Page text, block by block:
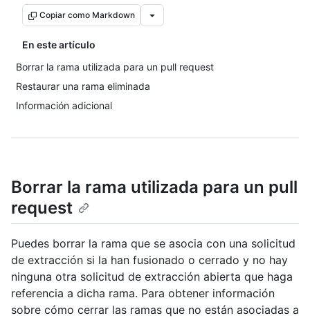
Copiar como Markdown
En este artículo
Borrar la rama utilizada para un pull request
Restaurar una rama eliminada
Información adicional
Borrar la rama utilizada para un pull
request
Puedes borrar la rama que se asocia con una solicitud
de extracción si la han fusionado o cerrado y no hay
ninguna otra solicitud de extracción abierta que haga
referencia a dicha rama. Para obtener información
sobre cómo cerrar las ramas que no están asociadas a